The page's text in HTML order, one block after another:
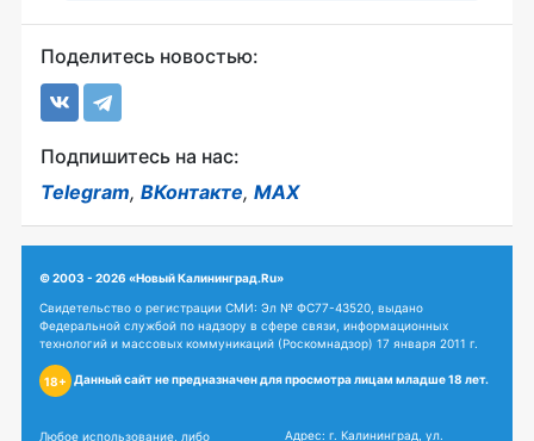
Поделитесь новостью:
Подпишитесь на нас:
Telegram, ВКонтакте, MAX
© 2003 - 2026 «Новый Калининград.Ru»
Свидетельство о регистрации СМИ: Эл № ФС77-43520, выдано
Федеральной службой по надзору в сфере связи, информационных
технологий и массовых коммуникаций (Роскомнадзор) 17 января 2011 г.
18+ Данный сайт не предназначен для просмотра лицам младше 18 лет.
Любое использование, либо
Адрес: г. Калининград, ул.